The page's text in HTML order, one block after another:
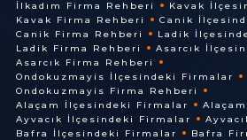
İlkadım Firma Rehberi
Kavak
Kavak Firma Rehberi
Canik
Canik Firma Rehberi
Ladik
Ladik Firma Rehberi
Asarcık
Asarcık Firma Rehberi
Ondokuzmayis İlçesindeki Firmalar
Ondokuzmayis Firma Rehberi
Alaçam İlçesindeki Firmalar
Ayvacık İlçesindeki Firmalar
Bafra İlçesindeki Firmalar
Bafra